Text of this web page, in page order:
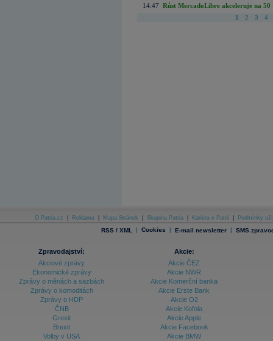
14:47 Růst MercadoLibre akceleruje na
1 2 3 4
O Patria.cz Reklama Mapa Stránek Skupina Patria Kariéra v Patrii Podmínky
RSS / XML | Cookies | E-mail newsletter | SMS
Zpravodajství:
Akciové zprávy
Ekonomické zprávy
Zprávy o měnách a sazbách
Zprávy o komoditách
Zprávy o HDP
ČNB
Grexit
Brexit
Volby v USA
Akcie:
Akcie ČEZ
Akcie NWR
Akcie Komerční banka
Akcie Erste Bank
Akcie O2
Akcie Kofola
Akcie Apple
Akcie Facebook
Akcie BMW